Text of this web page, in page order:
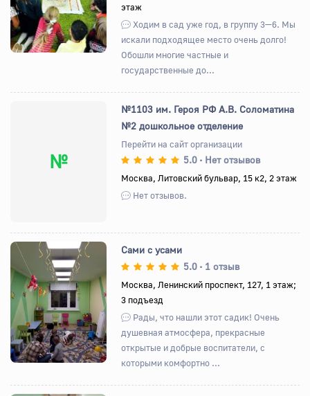
этаж
Ходим в сад уже год, в группу 3—6. Мы
искали подходящее место очень долго!
Обошли многие частные и
государственные до...
№
№1103 им. Героя РФ А.В. Соломатина
№2 дошкольное отделение
Перейти на сайт организации
5.0 • Нет отзывов
Москва, Литовский бульвар, 15 к2, 2 этаж
Нет отзывов.
Назад Вперед
Сами с усами
5.0 • 1 отзыв
Москва, Ленинский проспект, 127, 1 этаж;
3 подъезд
Рады, что нашли этот садик! Очень
душевная атмосфера, прекрасные
открытые и добрые воспитатели, с
которыми комфортно ...